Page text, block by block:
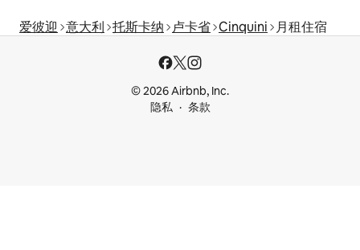
爱彼迎 意大利 托斯卡纳 卢卡省 Cinquini 月租住宿
© 2026 Airbnb, Inc.
隐私
条款